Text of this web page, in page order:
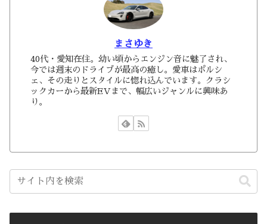
まさゆき
40代・愛知在住。幼い頃からエンジン音に魅了され、
今では週末のドライブが最高の癒し。愛車はポルシ
ェ、その走りとスタイルに惚れ込んでいます。クラシ
ックカーから最新EVまで、幅広いジャンルに興味あ
り。